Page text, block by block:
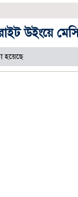
উইংয়ে
হয়েছে